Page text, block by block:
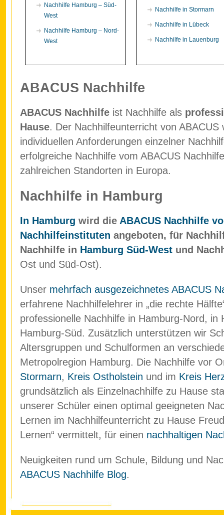
Nachhilfe Hamburg – Süd-
West
Nachhilfe Hamburg – Nord-
West
Nachhilfe in Stormarn
Nachhilfe in Lübeck
Nachhilfe in Lauenburg
ABACUS Nachhilfe
ABACUS Nachhilfe ist Nachhilfe als
Hause. Der Nachhilfeunterricht von
individuellen Anforderungen einzelner
erfolgreiche Nachhilfe vom ABACUS
zahlreichen Standorten in Europa.
Nachhilfe in Hamburg
In Hamburg wird die ABACUS Nachhilfe
Nachhilfeinstituten angeboten, für
Nachhilfe in Hamburg Süd-West und
Ost und Süd-Ost).
Unser mehrfach ausgezeichnetes ABACUS
erfahrene Nachhilfelehrer in „die rechte
professionelle Nachhilfe in Hamburg-Nord, in
Hamburg-Süd. Zusätzlich unterstützen wir
Altersgruppen und Schulformen an
Metropolregion Hamburg. Die Nachhilfe vor
Stormarn, Kreis Ostholstein und im Kreis
grundsätzlich als Einzelnachhilfe zu Hause
unserer Schüler einen optimal geeigneten
Lernen im Nachhilfeunterricht zu Hause
Lernen“ vermittelt, für einen nachhaltigen
Neuigkeiten rund um Schule, Bildung und
ABACUS Nachhilfe Blog.